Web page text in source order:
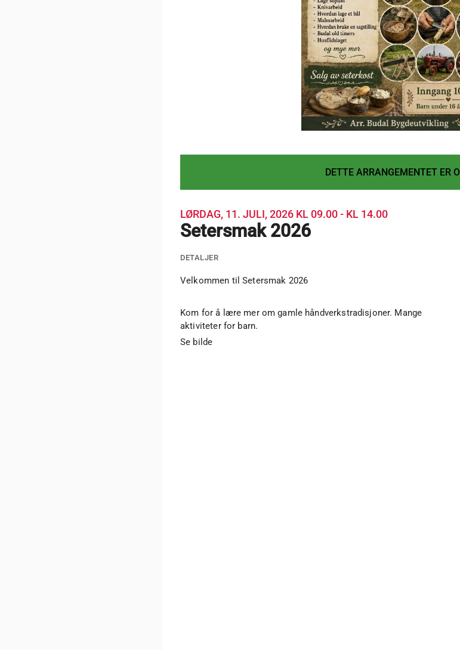
DETTE ARRANGEMENTET ER
LØRDAG, 11. JULI, 2026 KL 09.00 - KL 14.00
Setersmak 2026
DETALJER
Velkommen til Setersmak 2026
Kom for å lære mer om gamle håndverkstradisjoner. Mange
aktiviteter for barn.
Se bilde